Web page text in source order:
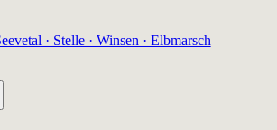
· Stelle · Winsen · Elbmarsch